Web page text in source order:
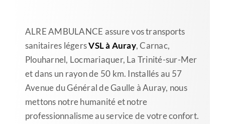
ALRE AMBULANCE assure vos transports
sanitaires légersVSL à Auray, Carnac,
Plouharnel, Locmariaquer, La Trinité-sur-Mer
et dans un rayon de 50 km. Installés au 57
Avenue du Général de Gaulle à Auray, nous
mettons notre humanité et notre
professionnalisme au service de votre confort.